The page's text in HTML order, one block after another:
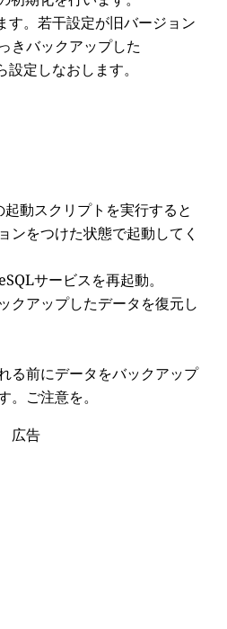
。若干設定が旧バージョン
きバックアップした
定しなおします。
動スクリプトを実行すると
をつけた状態で起動してく
サービスを再起動。
クアップしたデータを復元し
る前にデータをバックアップ
。ご注意を。
広告